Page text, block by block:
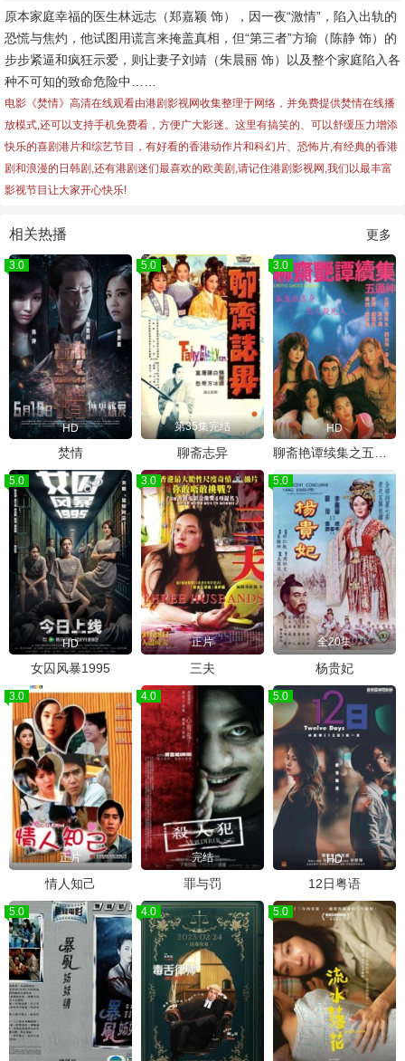
原本家庭幸福的医生林远志（郑嘉颖 饰），因一夜“激情”，陷入出轨的
恐慌与焦灼，他试图用谎言来掩盖真相，但“第三者”方瑜（陈静 饰）的
步步紧逼和疯狂示爱，则让妻子刘靖（朱晨丽 饰）以及整个家庭陷入各
种不可知的致命危险中……
电影《焚情》高清在线观看由港剧影视网收集整理于网络，并免费提供焚情在线播
放模式,还可以支持手机免费看，方便广大影迷。这里有搞笑的、可以舒缓压力增添
快乐的喜剧港片和综艺节目，有好看的香港动作片和科幻片、恐怖片,有经典的香港
剧和浪漫的日韩剧,还有港剧迷们最喜欢的欧美剧,请记住港剧影视网,我们以最丰富
影视节目让大家开心快乐!
相关热播 更多
3.0
HD
焚情
5.0
第35集完结
聊斋志异
3.0
HD
5.0
HD
女囚风暴1995
3.0
正片
三夫
5.0
全20集
杨贵妃
3.0
正片
情人知己
4.0
完结
罪与罚
5.0
HD
12日粤语
5.0 4.0 5.0